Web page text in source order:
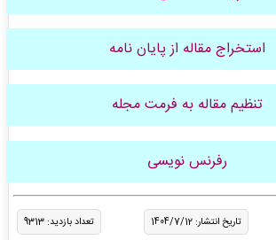
استخراج مقاله از پایان نامه
تنظیم مقاله به فرمت مجله
رفرنس نویسی
تاریخ انتشار: 1404/7/12
تعداد بازدید: 9313